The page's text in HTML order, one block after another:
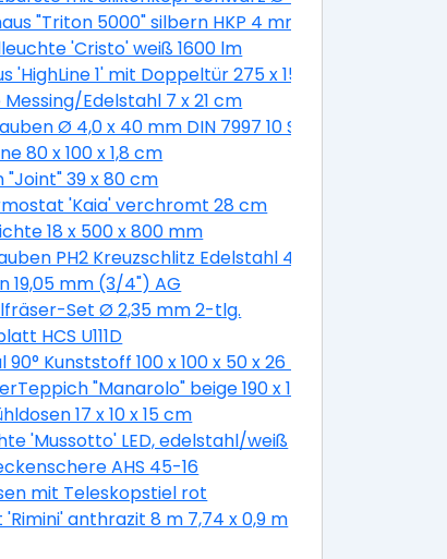
"Triton 5000" silbern HKP 4 mm
'Cristo' weiß 1600 lm
'HighLine 1' mit Doppeltür 275 x 155 cm
Edelstahl 7 x 21 cm
Ø 4,0 x 40 mm DIN 7997 10 Stück
80 x 100 x 1,8 cm
"Joint" 39 x 80 cm
'Kaia' verchromt 28 cm
18 x 500 x 800 mm
PH2 Kreuzschlitz Edelstahl 4,8 x 19 mm 50
19,05 mm (3/4") AG
Set Ø 2,35 mm 2-tlg.
HCS U111D
Kunststoff 100 x 100 x 50 x 26 mm
"Manarolo" beige 190 x 130 cm
17 x 10 x 15 cm
'Mussotto' LED, edelstahl/weiß
AHS 45-16
mit Teleskopstiel rot
anthrazit 8 m 7,74 x 0,9 m